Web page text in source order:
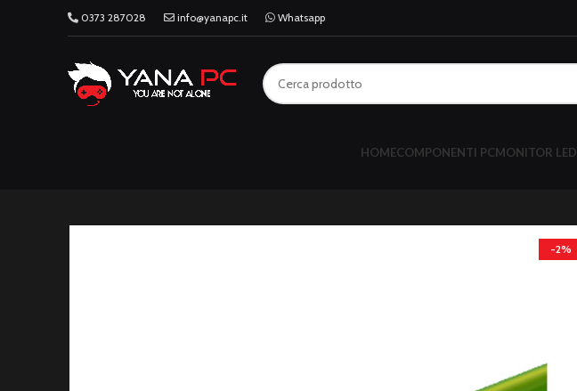
0373 287028 info@yanapc.it Whatsapp
HOMECOMPONENTI PCMONITOR LED
-2%